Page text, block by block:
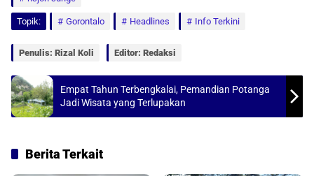
t
s
p
e
b
k
l
Topik: Gorontalo Headlines Info Terkini
Penulis: Rizal Koli Editor: Redaksi
Empat Tahun Terbengkalai, Pemandian Potanga
Jadi Wisata yang Terlupakan
Berita Terkait